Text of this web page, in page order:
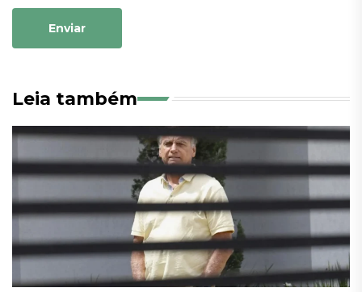
Enviar
Leia também